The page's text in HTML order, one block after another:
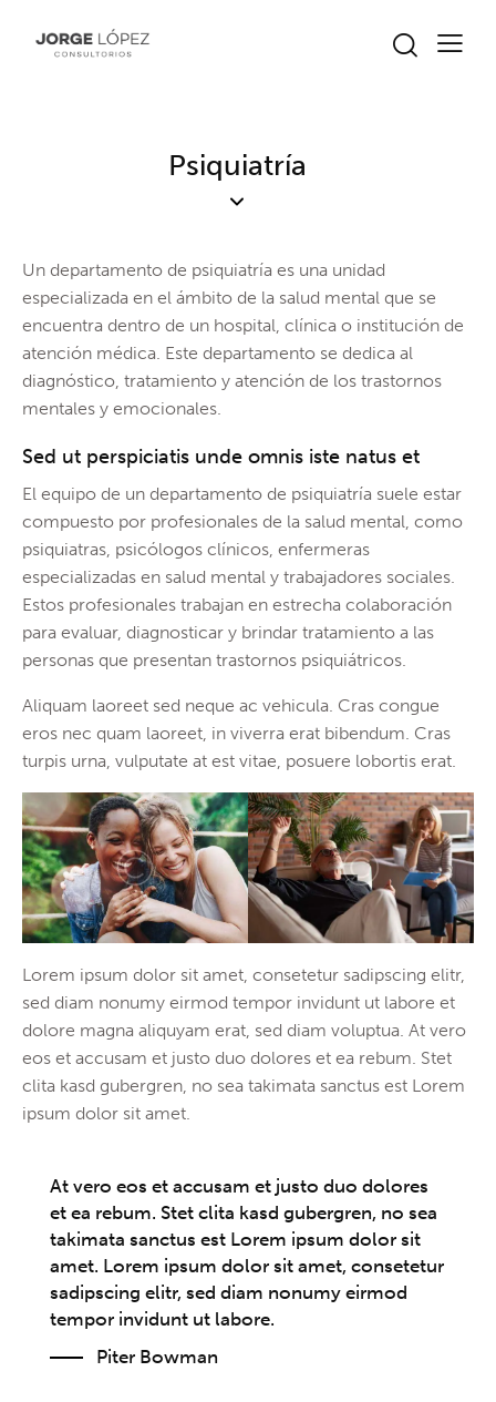
Psiquiatría
Un departamento de psiquiatría es una unidad
especializada en el ámbito de la salud mental que se
encuentra dentro de un hospital, clínica o institución de
atención médica. Este departamento se dedica al
diagnóstico, tratamiento y atención de los trastornos
mentales y emocionales.
Sed ut perspiciatis unde omnis iste natus et
El equipo de un departamento de psiquiatría suele estar
compuesto por profesionales de la salud mental, como
psiquiatras, psicólogos clínicos, enfermeras
especializadas en salud mental y trabajadores sociales.
Estos profesionales trabajan en estrecha colaboración
para evaluar, diagnosticar y brindar tratamiento a las
personas que presentan trastornos psiquiátricos.
Aliquam laoreet sed neque ac vehicula. Cras congue
eros nec quam laoreet, in viverra erat bibendum. Cras
turpis urna, vulputate at est vitae, posuere lobortis erat.
Lorem ipsum dolor sit amet, consetetur sadipscing elitr,
sed diam nonumy eirmod tempor invidunt ut labore et
dolore magna aliquyam erat, sed diam voluptua. At vero
eos et accusam et justo duo dolores et ea rebum. Stet
clita kasd gubergren, no sea takimata sanctus est Lorem
ipsum dolor sit amet.
At vero eos et accusam et justo duo dolores
et ea rebum. Stet clita kasd gubergren, no sea
takimata sanctus est Lorem ipsum dolor sit
amet. Lorem ipsum dolor sit amet, consetetur
sadipscing elitr, sed diam nonumy eirmod
tempor invidunt ut labore.
Piter Bowman